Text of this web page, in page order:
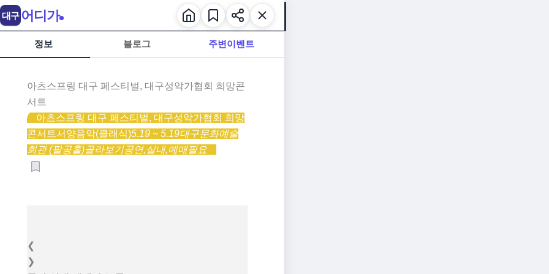
정보 블로그 주변이벤트
아츠스프링 대구 페스티벌, 대구성악가협회 희망콘
서트
아츠스프링 대구 페스티벌, 대구성악가협회 희망
콘서트서양음악(클래식)5.19 ~ 5.19대구문화예술
회관 (팔공홀)골라보기공연,실내,예매필요
❮
❯
대구 어디가